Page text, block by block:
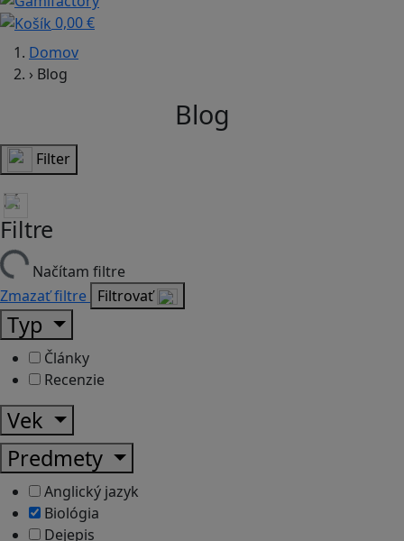
0,00 €
Domov
› Blog
Blog
Filter
Filtre
Načítam filtre
Zmazať filtre Filtrovať
Typ
Články
Recenzie
Vek
Predmety
Anglický jazyk
Biológia
Dejepis